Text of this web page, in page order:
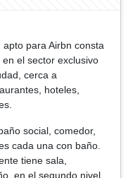
para Airbn consta
el sector exclusivo
cerca a
hoteles,
social, comedor,
cada una con baño.
tiene sala,
en el segundo nivel